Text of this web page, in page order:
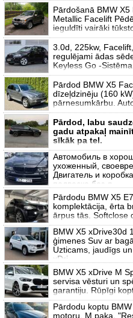
Pārdošanā BMW
Metallic Facelift
ieguldīti vairāki
3.0d, 225kw,
regulējami ādas
Keyless Go -Sistēma
Pārdod BMW X5
dīzeļdzinēju (160
pārnesumkārbu.
Pārdod, labu
gadu atpakaļ
sīkāk pa tel.
Автомобиль в
ухоженный,
Двигатель и
подвеска без л
Pārdodu BMW X5
komplektācija, ērta
ārpus tās. Softclose
BMW X5 xDrive30d
ģimenes Suv ar
Uzticams, jaudīgs
xDri
BMW X5 xDrive M
servisa vēsturi un
garantiju. Rūpīgi
Pārdodu koptu
motoru, M paka.